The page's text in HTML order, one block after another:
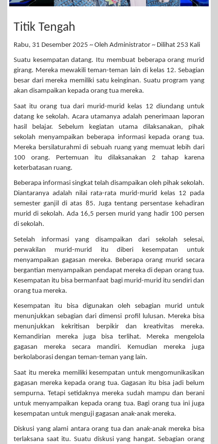
Titik Tengah
Rabu, 31 Desember 2025 ~ Oleh Administrator ~ Dilihat 253 Kali
Suatu kesempatan datang. Itu membuat beberapa orang murid
girang. Mereka mewakili teman-teman lain di kelas 12. Sebagian
besar dari mereka memiliki satu keinginan. Suatu program yang
akan disampaikan kepada orang tua mereka.
Saat itu orang tua dari murid-murid kelas 12 diundang untuk
datang ke sekolah. Acara utamanya adalah penerimaan laporan
hasil belajar. Sebelum kegiatan utama dilaksanakan, pihak
sekolah menyampaikan beberapa informasi kepada orang tua.
Mereka bersilaturahmi di sebuah ruang yang memuat lebih dari
100 orang. Pertemuan itu dilaksanakan 2 tahap karena
keterbatasan ruang.
Beberapa informasi singkat telah disampaikan oleh pihak sekolah.
Diantaranya adalah nilai rata-rata murid-murid kelas 12 pada
semester ganjil di atas 85. Juga tentang persentase kehadiran
murid di sekolah. Ada 16,5 persen murid yang hadir 100 persen
di sekolah.
Setelah informasi yang disampaikan dari sekolah selesai,
perwakilan murid-murid itu diberi kesempatan untuk
menyampaikan gagasan mereka. Beberapa orang murid secara
bergantian menyampaikan pendapat mereka di depan orang tua.
Kesempatan itu bisa bermanfaat bagi murid-murid itu sendiri dan
orang tua mereka.
Kesempatan itu bisa digunakan oleh sebagian murid untuk
menunjukkan sebagian dari dimensi profil lulusan. Mereka bisa
menunjukkan kekritisan berpikir dan kreativitas mereka.
Kemandirian mereka juga bisa terlihat. Mereka mengelola
gagasan mereka secara mandiri. Kemudian mereka juga
berkolaborasi dengan teman-teman yang lain.
Saat itu mereka memiliki kesempatan untuk mengomunikasikan
gagasan mereka kepada orang tua. Gagasan itu bisa jadi belum
sempurna. Tetapi setidaknya mereka sudah mampu dan berani
untuk menyampaikan kepada orang tua. Bagi orang tua ini juga
kesempatan untuk menguji gagasan anak-anak mereka.
Diskusi yang alami antara orang tua dan anak-anak mereka bisa
terlaksana saat itu. Suatu diskusi yang hangat. Sebagian orang